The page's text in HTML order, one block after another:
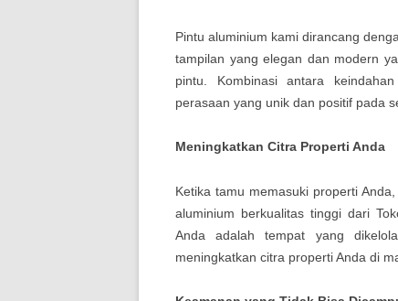
Pintu aluminium kami dirancang
tampilan yang elegan dan modern
pintu. Kombinasi antara
perasaan yang unik dan positif pada
Meningkatkan Citra Properti Anda
Ketika tamu memasuki properti
aluminium berkualitas tinggi dari
Anda adalah tempat yang
meningkatkan citra properti Anda di